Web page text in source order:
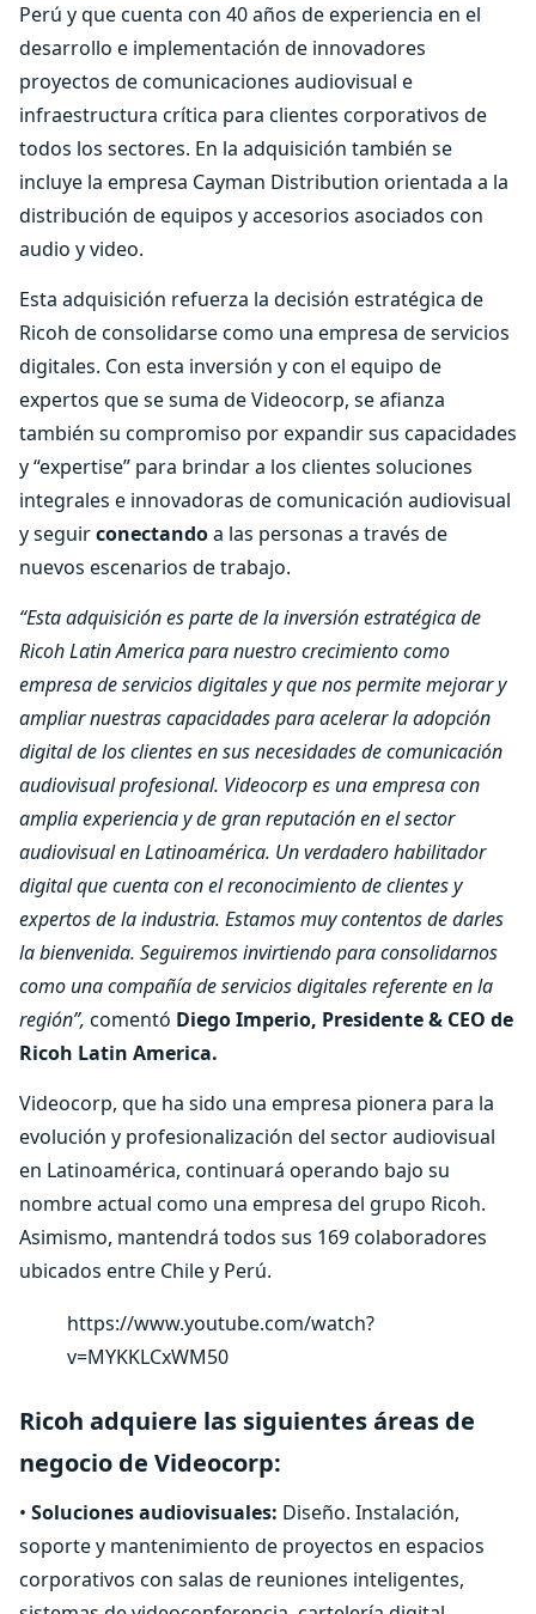
Perú y que cuenta con 40 años de experiencia en el
desarrollo e implementación de innovadores
proyectos de comunicaciones audiovisual e
infraestructura crítica para clientes corporativos de
todos los sectores. En la adquisición también se
incluye la empresa Cayman Distribution orientada a la
distribución de equipos y accesorios asociados con
audio y video.
Esta adquisición refuerza la decisión estratégica de
Ricoh de consolidarse como una empresa de servicios
digitales. Con esta inversión y con el equipo de
expertos que se suma de Videocorp, se afianza
también su compromiso por expandir sus capacidades
y “expertise” para brindar a los clientes soluciones
integrales e innovadoras de comunicación audiovisual
y seguirconectandoa las personas a través de
nuevos escenarios de trabajo.
“Esta adquisición es parte de la inversión estratégica de
Ricoh Latin America para nuestro crecimientocomo
empresa de servicios digitales y que nos permite mejorar y
ampliar nuestras capacidades para acelerar la adopción
digital de los clientes en sus necesidades de comunicación
audiovisual profesional. Videocorp es una empresa con
amplia experiencia y de gran reputación en el sector
audiovisual en Latinoamérica. Un verdadero habilitador
digital que cuenta con el reconocimiento de clientes y
expertos de la industria. Estamos muy contentos de darles
la bienvenida. Seguiremos invirtiendo para consolidarnos
como una compañía de servicios digitales referente en la
región”, comentó Diego Imperio, Presidente & CEO de
Ricoh Latin America.
Videocorp, que ha sido una empresa pionera para la
evolución y profesionalización del sector audiovisual
en Latinoamérica, continuará operando bajo su
nombre actual como una empresa del grupo Ricoh.
Asimismo, mantendrá todos sus 169 colaboradores
ubicados entre Chile y Perú.
https://www.youtube.com/watch?
v=MYKKLCxWM50
Ricoh adquiere las siguientes áreas de
negocio de Videocorp:
• Soluciones audiovisuales: Diseño. Instalación,
soporte y mantenimiento de proyectos en espacios
corporativos con salas de reuniones inteligentes,